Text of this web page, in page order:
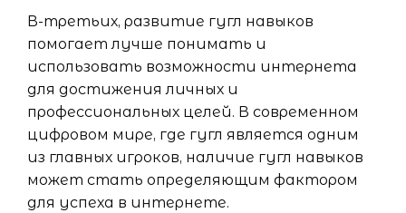
В-третьих, развитие гугл навыков
помогает лучше понимать и
использовать возможности интернета
для достижения личных и
профессиональных целей. В современном
цифровом мире, где гугл является одним
из главных игроков, наличие гугл навыков
может стать определяющим фактором
для успеха в интернете.